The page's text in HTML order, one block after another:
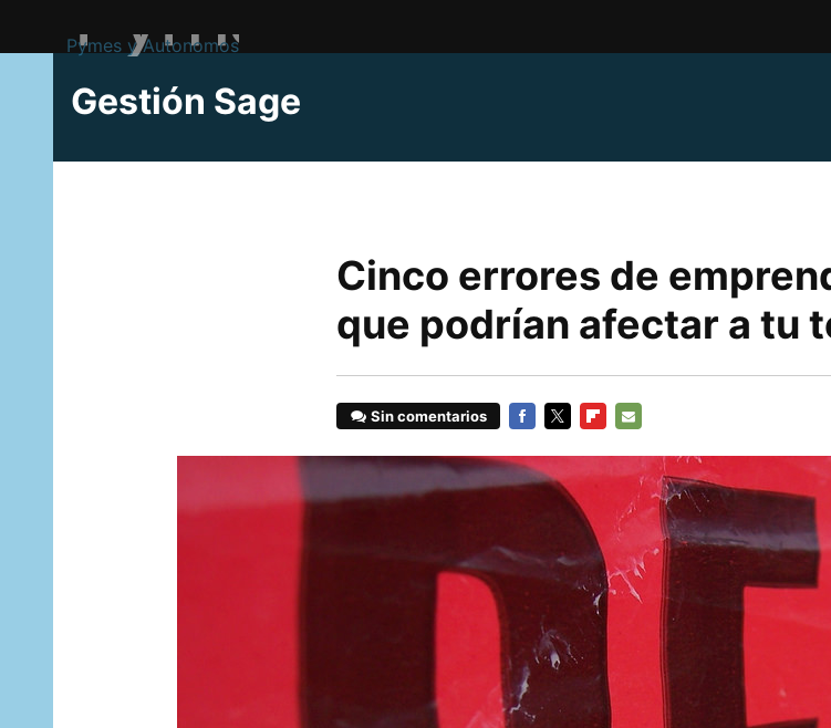
Pymes y Autonomos
Gestión Sage
Cinco errores de
que podrían afectar a tu
Sin comentarios
MAIL